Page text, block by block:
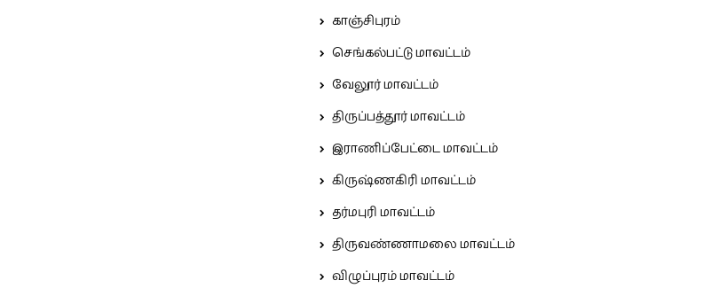
காஞ்சிபுரம்
செங்கல்பட்டு மாவட்டம்
வேலூர் மாவட்டம்
திருப்பத்தூர் மாவட்டம்
இராணிப்பேட்டை மாவட்டம்
கிருஷ்ணகிரி மாவட்டம்
தர்மபுரி மாவட்டம்
திருவண்ணாமலை மாவட்டம்
விழுப்புரம் மாவட்டம்